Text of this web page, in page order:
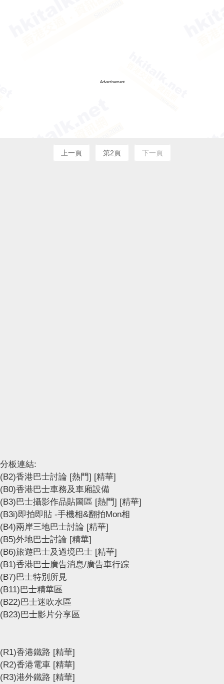
Advertisement
上一頁 第2頁 下一頁
分板連結:
(B2)香港巴士討論 [熱門] [精華]
(B0)香港巴士車務及車廂設備
(B3)巴士攝影作品貼圖區 [熱門] [精華]
(B3i)即拍即貼 -手機相&翻拍Mon相
(B4)兩岸三地巴士討論 [精華]
(B5)外地巴士討論 [精華]
(B6)旅遊巴士及過境巴士 [精華]
(B1)香港巴士廣告消息/廣告車行踪
(B7)巴士特別所見
(B11)巴士精華區
(B22)巴士迷吹水區
(B23)巴士影片分享區
(R1)香港鐵路 [精華]
(R2)香港電車 [精華]
(R3)港外鐵路 [精華]